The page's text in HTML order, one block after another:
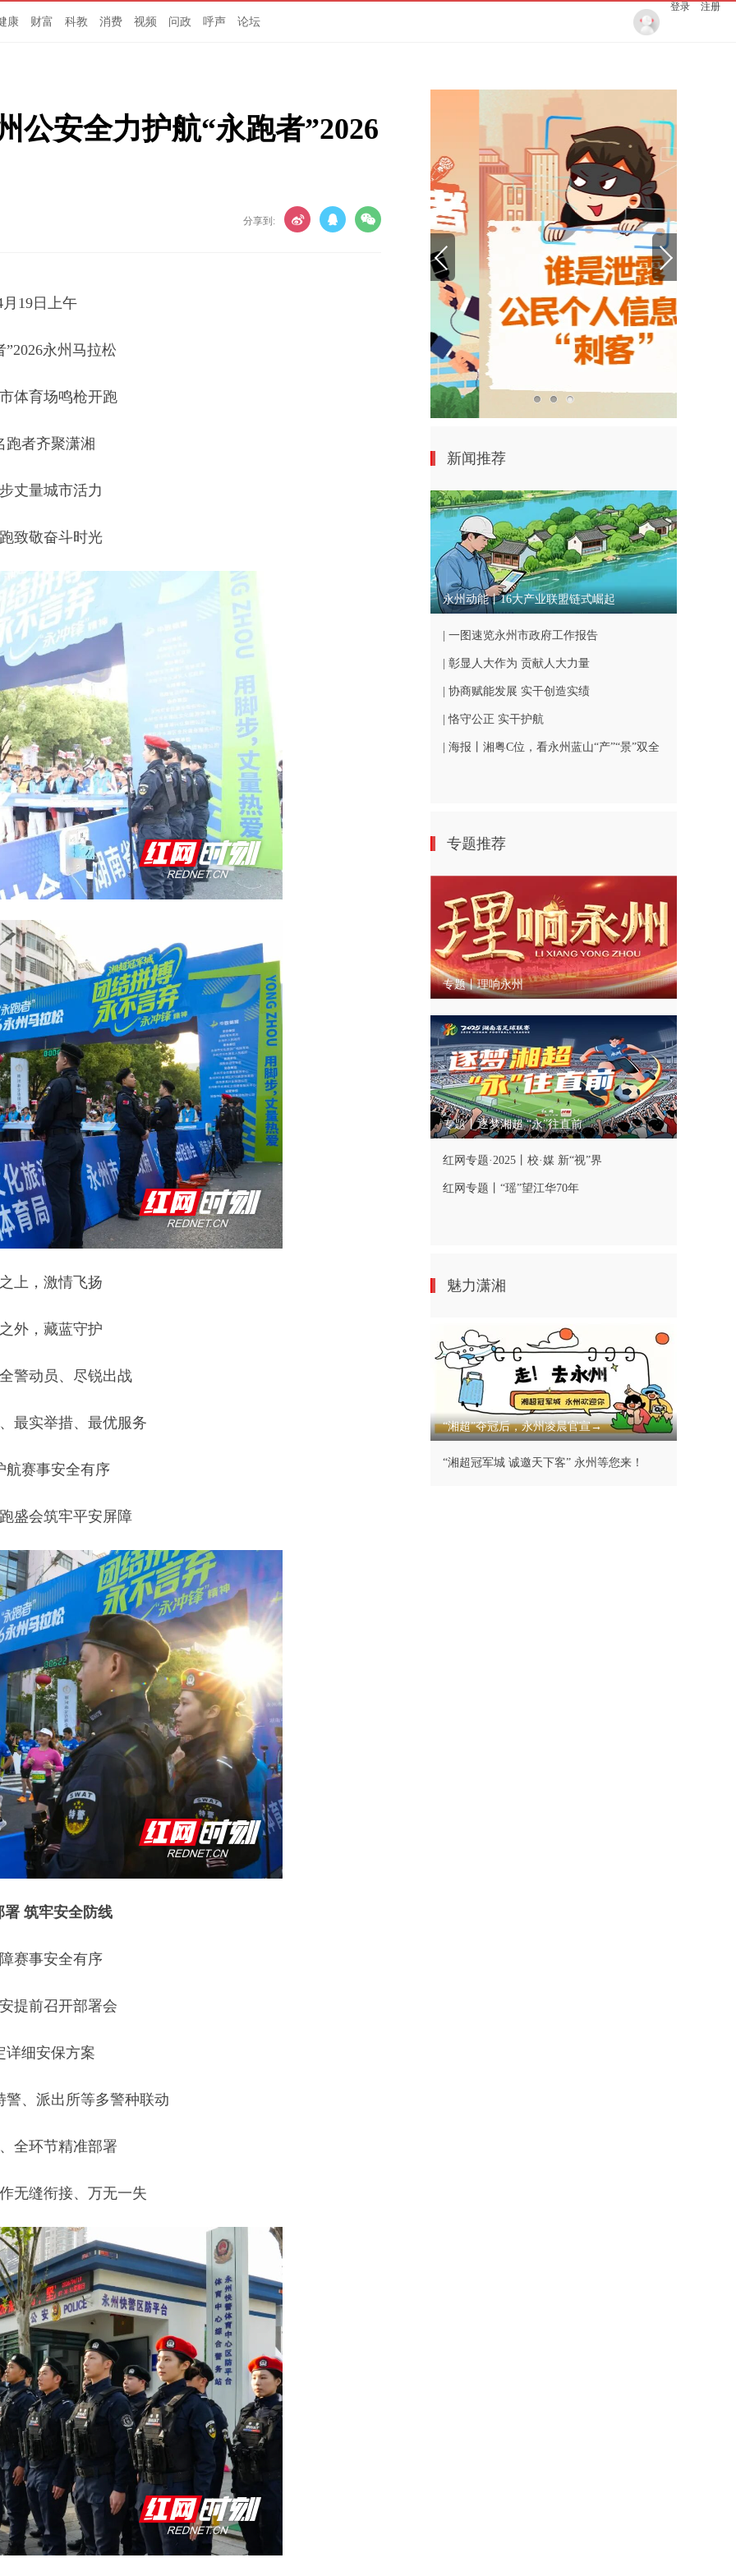
康 财富 科教 消费 视频 问政 呼声 论坛
登录 注册
公安全力护航“永跑者”2026
分享到:
月19日上午
”2026永州马拉松
体育场鸣枪开跑
跑者齐聚潇湘
丈量城市活力
致敬奋斗时光
上，激情飞扬
外，藏蓝守护
警动员、尽锐出战
最实举措、最优服务
航赛事安全有序
盛会筑牢平安屏障
署 筑牢安全防线
赛事安全有序
提前召开部署会
详细安保方案
警、派出所等多警种联动
全环节精准部署
无缝衔接、万无一失
新闻推荐
永州动能丨16大产业联盟链式崛起
| 一图速览永州市政府工作报告
| 彰显人大作为 贡献人大力量
| 协商赋能发展 实干创造实绩
| 恪守公正 实干护航
| 海报丨湘粤C位，看永州蓝山“产”“景”双全
专题推荐
专题丨理响永州
专题丨逐梦湘超 “永”往直前
红网专题·2025丨校·媒 新“视”界
红网专题丨“瑶”望江华70年
魅力潇湘
“湘超”夺冠后，永州凌晨官宣→
“湘超冠军城 诚邀天下客” 永州等您来！